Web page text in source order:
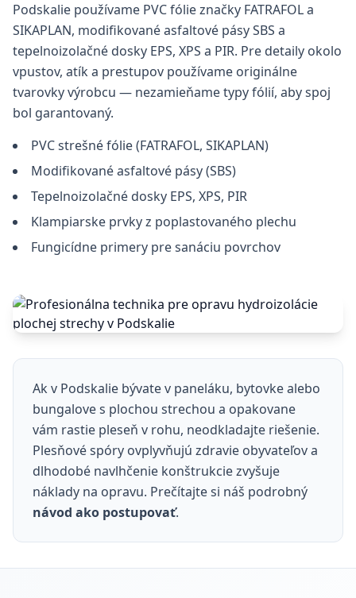
Podskalie používame PVC fólie značky FATRAFOL a
SIKAPLAN, modifikované asfaltové pásy SBS a
tepelnoizolačné dosky EPS, XPS a PIR. Pre detaily okolo
vpustov, atík a prestupov používame originálne
tvarovky výrobcu — nezamieňame typy fólií, aby spoj
bol garantovaný.
PVC strešné fólie (FATRAFOL, SIKAPLAN)
Modifikované asfaltové pásy (SBS)
Tepelnoizolačné dosky EPS, XPS, PIR
Klampiarske prvky z poplastovaného plechu
Fungicídne primery pre sanáciu povrchov
Ak v Podskalie bývate v paneláku, bytovke alebo
bungalove s plochou strechou a opakovane
vám rastie pleseň v rohu, neodkladajte riešenie.
Plesňové spóry ovplyvňujú zdravie obyvateľov a
dlhodobé navlhčenie konštrukcie zvyšuje
náklady na opravu. Prečítajte si náš podrobný
návod ako postupovať.